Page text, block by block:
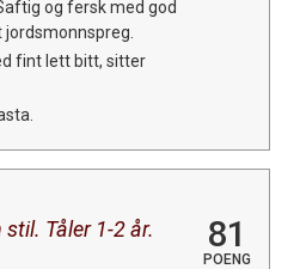
og fersk med god
fint lett bitt, sitter
Tåler 1-2 år.
81
POENG